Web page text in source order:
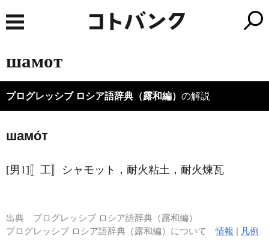
шамот
プログレッシブ ロシア語辞典（露和編） の解説
шамо́т
[男1]〚工〛シャモット，耐火粘土，耐火煉瓦
出典 プログレッシブ ロシア語辞典（露和編）
プログレッシブ ロシア語辞典（露和編）について情報 | 凡例